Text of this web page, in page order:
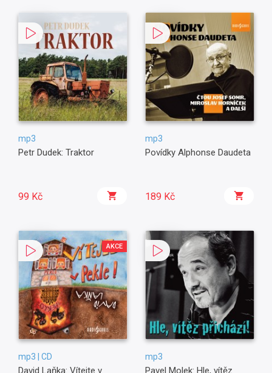
mp3
Petr Dudek: Traktor
99 Kč
mp3
Povídky Alphonse Daudeta
189 Kč
AKCE
mp3 | CD
David Laňka: Vítejte v
mp3
Pavel Molek: Hle, vítěz